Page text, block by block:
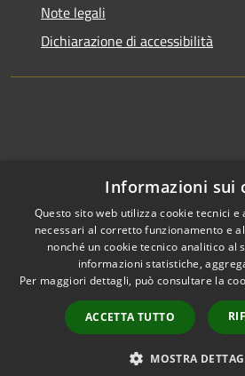
Note legali
Dichiarazione di accessibilità
RSS
Accessibilità
Informazioni sui
Questo sito web utilizza cookie tecnici
necessari al corretto funzionamento e
nonché un cookie tecnico analitico al
informazioni statistiche,
Per maggiori dettagli, può consultare la
ACCETTA TUTTO
MOSTRA